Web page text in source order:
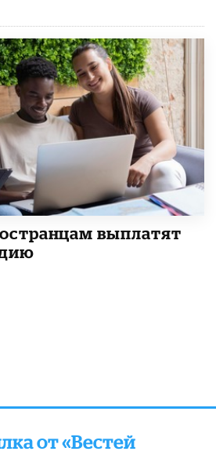
выплатят
от «Вестей